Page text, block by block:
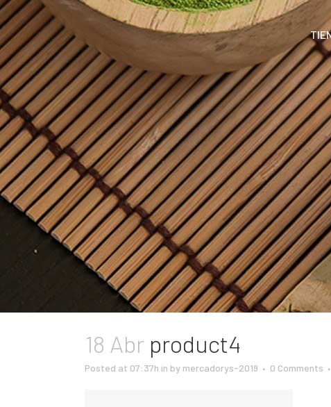
18 Abr product4
Posted at 07:37h in by mercadorys-2019 0 Comments